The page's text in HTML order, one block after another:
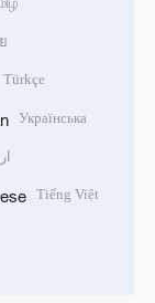
Türkçe
Українська
Tiếng Việt